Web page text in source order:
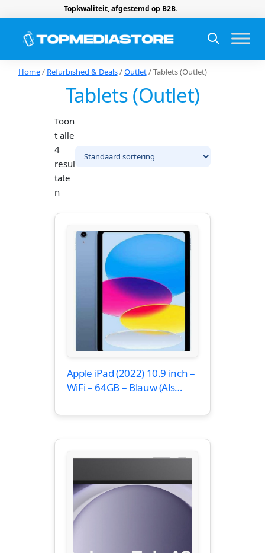
Topkwaliteit, afgestemd op B2B.
Home/ Refurbished & Deals/Outlet/ Tablets (Outlet)
Tablets (Outlet)
Toon
t alle
4
resul
tate
n
Apple iPad (2022) 10.9 inch –
WiFi – 64GB – Blauw (Als